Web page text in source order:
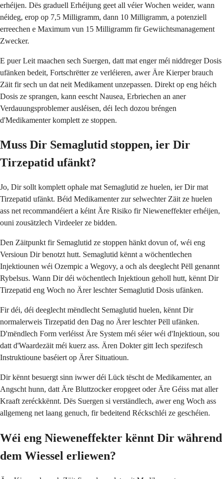
erhéijen. Dës graduell Erhéijung geet all véier Wochen weider, wann
néideg, erop op 7,5 Milligramm, dann 10 Milligramm, a potenziell
erreechen e Maximum vun 15 Milligramm fir Gewiichtsmanagement
Zwecker.
E puer Leit maachen sech Suergen, datt mat enger méi niddreger Dosis
ufänken bedeit, Fortschrëtter ze verléieren, awer Äre Kierper brauch
Zäit fir sech un dat neit Medikament unzepassen. Direkt op eng héich
Dosis ze sprangen, kann eescht Nausea, Erbriechen an aner
Verdauungsproblemer ausléisen, déi Iech dozou bréngen
d'Medikamenter komplett ze stoppen.
Muss Dir Semaglutid stoppen, ier Dir
Tirzepatid ufänkt?
Jo, Dir sollt komplett ophale mat Semaglutid ze huelen, ier Dir mat
Tirzepatid ufänkt. Béid Medikamenter zur selwechter Zäit ze huelen
ass net recommandéiert a kéint Äre Risiko fir Nieweneffekter erhéijen,
ouni zousätzlech Virdeeler ze bidden.
Den Zäitpunkt fir Semaglutid ze stoppen hänkt dovun of, wéi eng
Versioun Dir benotzt hutt. Semaglutid kënnt a wöchentlechen
Injektiounen wéi Ozempic a Wegovy, a och als deeglecht Pëll genannt
Rybelsus. Wann Dir déi wöchentlech Injektioun geholl hutt, kënnt Dir
Tirzepatid eng Woch no Ärer leschter Semaglutid Dosis ufänken.
Fir déi, déi deeglecht mëndlecht Semaglutid huelen, kënnt Dir
normalerweis Tirzepatid den Dag no Ärer leschter Pëll ufänken.
D'mëndlech Form verléisst Äre System méi séier wéi d'Injektioun, sou
datt d'Waardezäit méi kuerz ass. Ären Dokter gitt Iech spezifesch
Instruktioune baséiert op Ärer Situatioun.
Dir kënnt besuergt sinn iwwer déi Lück tëscht de Medikamenter, an
Angscht hunn, datt Äre Bluttzocker eropgeet oder Äre Géiss mat aller
Kraaft zeréckkënnt. Dës Suergen si verständlech, awer eng Woch ass
allgemeng net laang genuch, fir bedeitend Réckschléi ze geschéien.
Wéi eng Nieweneffekter kënnt Dir während
dem Wiessel erliewen?